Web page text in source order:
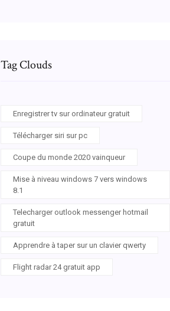
Tag Clouds
Enregistrer tv sur ordinateur gratuit
Télécharger siri sur pc
Coupe du monde 2020 vainqueur
Mise à niveau windows 7 vers windows
8.1
Telecharger outlook messenger hotmail
gratuit
Apprendre à taper sur un clavier qwerty
Flight radar 24 gratuit app